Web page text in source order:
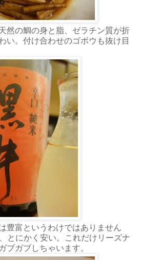
然の鯛の身と脂、ゼラチン質が折
い。付け合わせのゴボウも抜け目
豊富というわけではありません
とにかく安い。これだけリーズナ
ブガブしちゃいます。